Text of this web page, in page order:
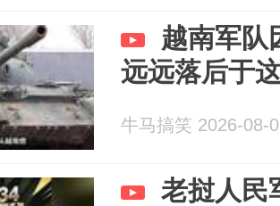
越南军队
远远落后于
牛马搞笑 2026-08-
老挝人民